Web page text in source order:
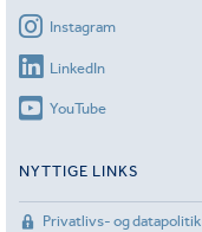
Instagram
LinkedIn
YouTube
NYTTIGE LINKS
Privatlivs- og datapolitik